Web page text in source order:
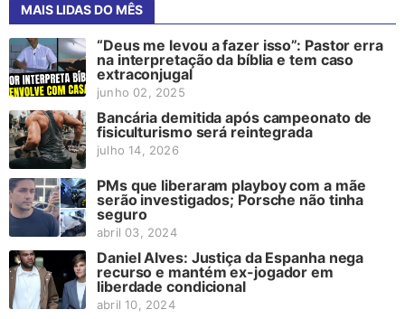
MAIS LIDAS DO MÊS
“Deus me levou a fazer isso”: Pastor erra
na interpretação da bíblia e tem caso
extraconjugal
junho 02, 2025
Bancária demitida após campeonato de
fisiculturismo será reintegrada
julho 14, 2026
PMs que liberaram playboy com a mãe
serão investigados; Porsche não tinha
seguro
abril 03, 2024
Daniel Alves: Justiça da Espanha nega
recurso e mantém ex-jogador em
liberdade condicional
abril 10, 2024